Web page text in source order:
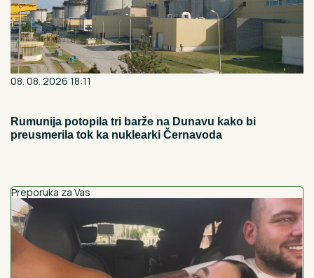
08. 08. 2026 18:11
Rumunija potopila tri barže na Dunavu kako bi
preusmerila tok ka nuklearki Černavoda
Preporuka za Vas